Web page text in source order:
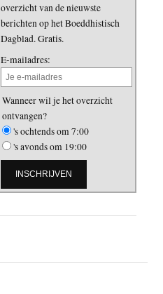
overzicht van de nieuwste
berichten op het Boeddhistisch
Dagblad. Gratis.
E-mailadres:
Wanneer wil je het overzicht
ontvangen?
's ochtends om 7:00
's avonds om 19:00